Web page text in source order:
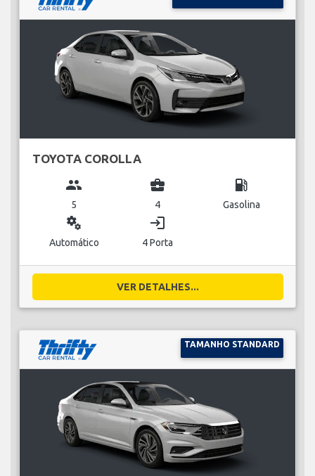
TOYOTA COROLLA
group
5
business_center
4
local_gas_station
Gasolina
miscellaneous_services
Automático
login
4 Porta
VER DETALHES...
TAMANHO STANDARD